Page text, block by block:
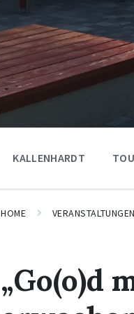
KALLENHARDT
HOME VERANSTALTUNGEN
„Go(o)d